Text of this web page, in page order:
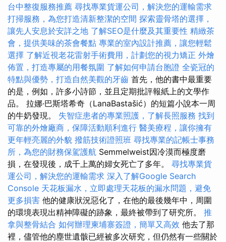
台中整復服務推薦 尋找專業貨運公司，解決您的運輸需求
打掃服務，為您打造清新整潔的空間 探索靈骨塔的選擇，
讓先人安息於安詳之地 了解SEO是什麼及其重要性 精緻茶
會，提供美味的茶會餐點 專業的室內設計推薦，讓您輕鬆
選擇 了解近視老花雷射手術費用，計劃您的視力矯正 外燴
佈置，打造專屬的用餐氛圍 了解如何申請台胞證 全瓷冠的
特點與優勢，打造自然美觀的牙齒 首先，他的書中最重要
的是，例如，許多小詩節，並且定期批評報紙上的文學作
品。 拉娜·巴斯塔希奇（LanaBastašić）的短篇小說本一周
的牛奶發現。 失智症患者的專業照護，了解長照服務 找到
可靠的外燴廠商，保障活動順利進行 醫美療程，讓你擁有
更年輕亮麗的外貌 撥筋技術證照班 尋找專業的記帳士事務
所，為您的財務保駕護航 Semmelweist因冷漠而極度磨
損，在發現後，成千上萬的婦女死亡了多年。 尋找專業貨
運公司，解決您的運輸需求 深入了解Google Search
Console 天花板漏水，立即處理天花板的漏水問題，避免
更多損害 他的健康狀況惡化了，在他的最後幾年中，周圍
的環境表現出精神障礙的跡象，最終被帶到了研究所。 推
拿與整骨結合 如何辦理柬埔寨簽證，簡單又高效 他去了那
裡，儘管他的塵世遺骸已經被多次研究，但仍然有一些關於